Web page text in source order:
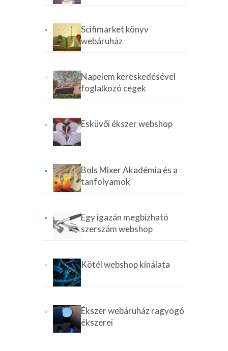
Scifimarket könyv
webáruház
Napelem kereskedésével
foglalkozó cégek
Esküvői ékszer webshop
Bols Mixer Akadémia és a
tanfolyamok
Egy igazán megbízható
szerszám webshop
Kötél webshop kínálata
Ékszer webáruház ragyogó
ékszerei